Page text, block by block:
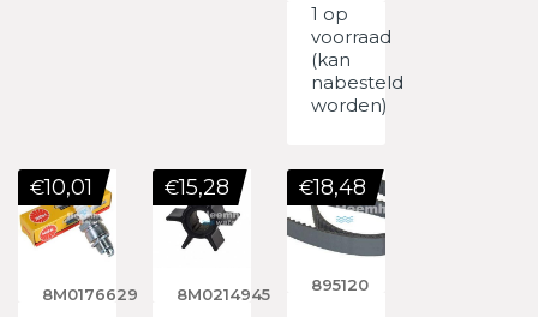
1 op
voorraad
(kan
nabesteld
worden)
8M0176629
€10,01
8M0214945
€15,28
895120
€18,48